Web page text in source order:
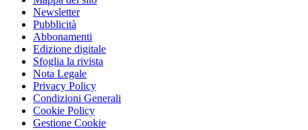
Newsletter
Pubblicità
Abbonamenti
Edizione digitale
Sfoglia la rivista
Nota Legale
Privacy Policy
Condizioni Generali
Cookie Policy
Gestione Cookie